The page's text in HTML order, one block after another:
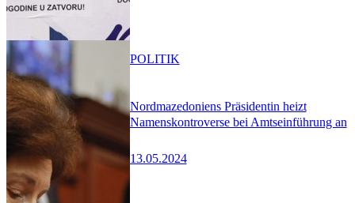
Nordmazedoniens Präsidentin heizt
Namenskontroverse bei Amtseinführung an
13.05.2024
POLITIK